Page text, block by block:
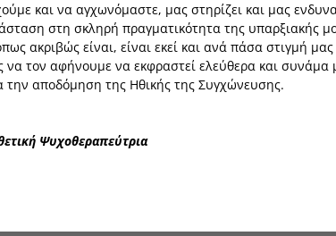
και να αγχωνόμαστε, μας στηρίζει και μας
στη σκληρή πραγματικότητα της υπαρξιακής
ακριβώς είναι, είναι εκεί και ανά πάσα στιγμή
τον αφήνουμε να εκφραστεί ελεύθερα και συνάμα
την αποδόμηση της Ηθικής της Συγχώνευσης.
Ψυχοθεραπεύτρια